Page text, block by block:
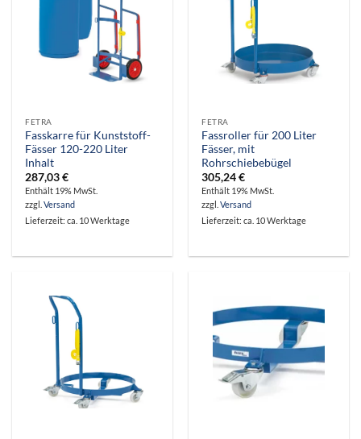
FETRA
Fasskarre für Kunststoff-
Fässer 120-220 Liter
Inhalt
287,03€
Enthält 19% MwSt.
zzgl.Versand
Lieferzeit: ca. 10 Werktage
FETRA
Fassroller für 200 Liter
Fässer, mit
Rohrschiebebügel
305,24€
Enthält 19% MwSt.
zzgl.Versand
Lieferzeit: ca. 10 Werktage